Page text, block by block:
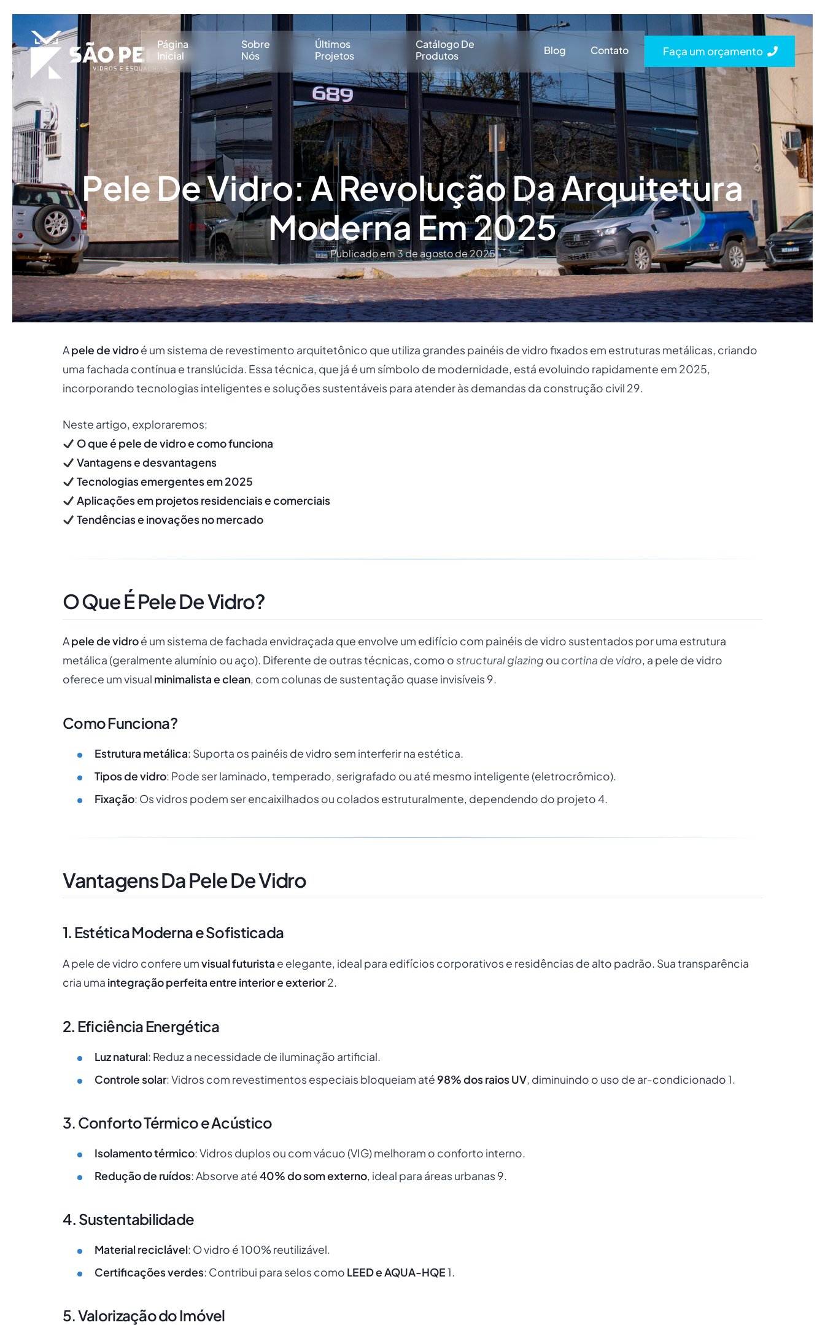
Página
Inicial
Sobre
Nós
Últimos
Projetos
Catálogo De
Produtos
Blog Contato Faça um orçamento
Pele De Vidro: A Revolução Da Arquitetura
Moderna Em 2025
Publicado em 3 de agosto de 2025
Apele de vidroé um sistema de revestimento arquitetônico que utiliza grandes painéis de vidro fixados em estruturas metálicas, criando
uma fachada contínua e translúcida. Essa técnica, que já é um símbolo de modernidade, está evoluindo rapidamente em 2025,
incorporando tecnologias inteligentes e soluções sustentáveis para atender às demandas da construção civil 29.
Neste artigo, exploraremos:
O que é pele de vidro e como funciona
Vantagens e desvantagens
Tecnologias emergentes em 2025
Aplicações em projetos residenciais e comerciais
Tendências e inovações no mercado
O Que É Pele De Vidro?
Apele de vidroé um sistema de fachada envidraçada que envolve um edifício com painéis de vidro sustentados por uma estrutura
metálica (geralmente alumínio ou aço). Diferente de outras técnicas, como ostructural glazing ou cortina de vidro, a pele de vidro
oferece um visual minimalista e clean, com colunas de sustentação quase invisíveis 9.
Como Funciona?
Estrutura metálica: Suporta os painéis de vidro sem interferir na estética.
Tipos de vidro: Pode ser laminado, temperado, serigrafado ou até mesmo inteligente (eletrocrômico).
Fixação: Os vidros podem ser encaixilhados ou colados estruturalmente, dependendo do projeto 4.
Vantagens Da Pele De Vidro
1. Estética Moderna e Sofisticada
A pele de vidro confere umvisual futurista e elegante, ideal para edifícios corporativos e residências de alto padrão. Sua transparência
cria uma integração perfeita entre interior e exterior2.
2. Eficiência Energética
Luz natural: Reduz a necessidade de iluminação artificial.
Controle solar: Vidros com revestimentos especiais bloqueiam até98% dos raios UV, diminuindo o uso de ar-condicionado 1.
3. Conforto Térmico e Acústico
Isolamento térmico: Vidros duplos ou com vácuo (VIG) melhoram o conforto interno.
Redução de ruídos: Absorve até40% do som externo, ideal para áreas urbanas 9.
4. Sustentabilidade
Material reciclável: O vidro é 100% reutilizável.
Certificações verdes: Contribui para selos como LEED e AQUA-HQE1.
5. Valorização do Imóvel